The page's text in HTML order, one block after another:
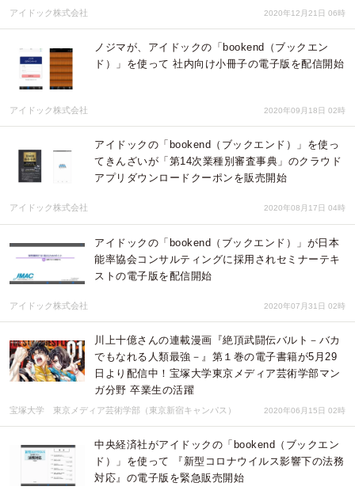
アイドック株式会社 2020年12月21日 06時
ノジマが、アイドックの「bookend（ブックエン
ド）」を使って 社内向け小冊子の電子版を配信開始
アイドック株式会社 2020年09月18日 02時
アイドックの「bookend（ブックエンド）」を使っ
てきんざいが「第14次業種別審査事典」のクラウド
アプリダウンロードクーポンを販売開始
アイドック株式会社 2020年08月17日 04時
アイドックの「bookend（ブックエンド）」が日本
能率協会コンサルティングに採用されセミナーテキ
ストの電子版を配信開始
アイドック株式会社 2020年07月31日 02時
川上十億さんの連載漫画『絶頂武闘伝バルト－バカ
でもなれる人類最強－』第１巻の電子書籍が5月29
日より配信中！宝塚大学東京メディア芸術学部マン
ガ分野 卒業生の活躍
宝塚大学 東京メディア芸術学部（東京新宿キャンパス） 2020年06月15日 02時
中央経済社がアイドックの「bookend（ブックエン
ド）」を使って 『新型コロナウイルス影響下の法務
対応』の電子版を緊急販売開始